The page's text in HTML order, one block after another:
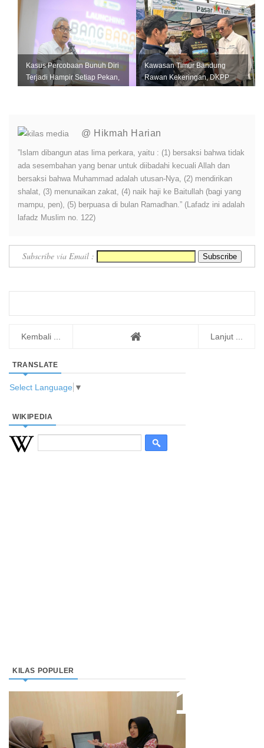
Kasus Percobaan Bunuh Diri
Terjadi Hampir Setiap Pekan,
Kawasan Timur Bandung
Rawan Kekeringan, DKPP
@ Hikmah Harian
”Islam dibangun atas lima perkara, yaitu : (1) bersaksi bahwa tidak
ada sesembahan yang benar untuk diibadahi kecuali Allah dan
bersaksi bahwa Muhammad adalah utusan-Nya, (2) mendirikan
shalat, (3) menunaikan zakat, (4) naik haji ke Baitullah (bagi yang
mampu, pen), (5) berpuasa di bulan Ramadhan.” (Lafadz ini adalah
lafadz Muslim no. 122)
Subscribe via Email :
Kembali ... Lanjut ...
TRANSLATE
Select Language ▼
WIKIPEDIA
KILAS POPULER
Keuangan Syariah Di Indonesia
Meningkat